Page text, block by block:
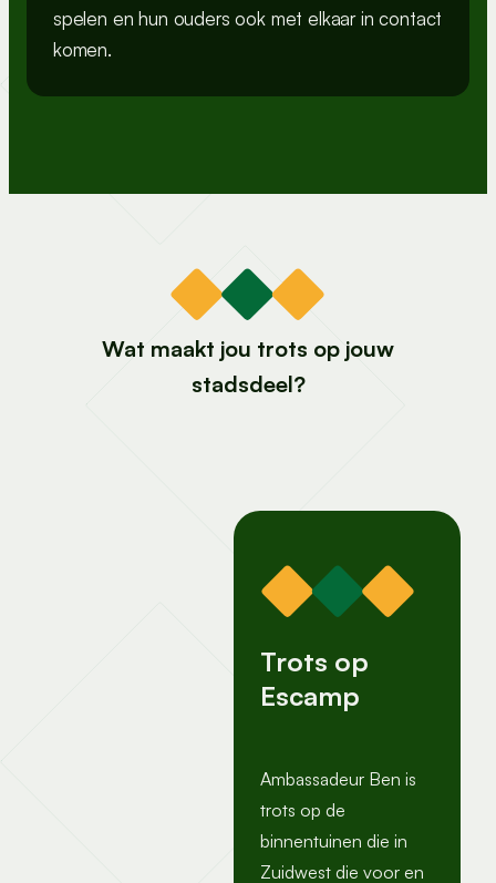
spelen en hun ouders ook met elkaar in contact
komen.
Wat maakt jou trots op jouw
stadsdeel?
Trots op
Escamp
Ambassadeur Ben is
trots op de
binnentuinen die in
Zuidwest die voor en